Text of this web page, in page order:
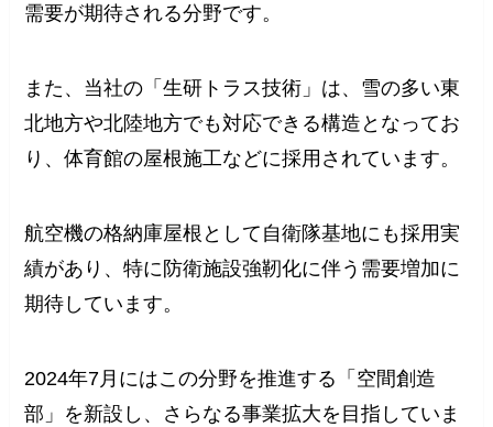
需要が期待される分野です。
また、当社の「生研トラス技術」は、雪の多い東
北地方や北陸地方でも対応できる構造となってお
り、体育館の屋根施工などに採用されています。
航空機の格納庫屋根として自衛隊基地にも採用実
績があり、特に防衛施設強靭化に伴う需要増加に
期待しています。
2024年7月にはこの分野を推進する「空間創造
部」を新設し、さらなる事業拡大を目指していま